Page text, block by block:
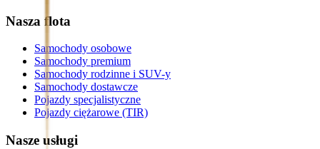
Nasza flota
Samochody osobowe
Samochody premium
Samochody rodzinne i SUV-y
Samochody dostawcze
Pojazdy specjalistyczne
Pojazdy ciężarowe (TIR)
Nasze usługi